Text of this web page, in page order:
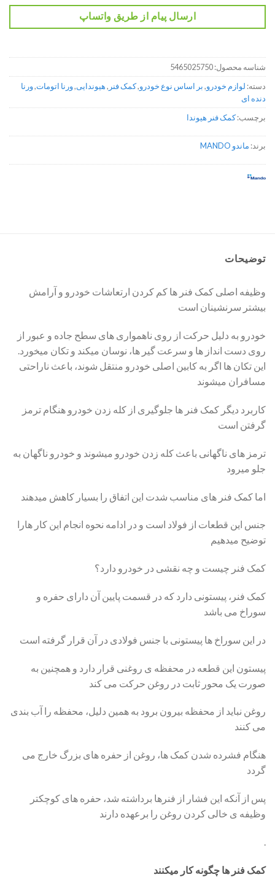
ارسال پیام از طریق واتساپ
شناسه محصول:5465025750
دسته: لوازم خودرو,بر اساس نوع خودرو,کمک فنر ,هیوندایی,ورنا اتومات,ورنا
دنده ای
برچسب:کمک فنر هیوندا
برند: ماندو MANDO
توضیحات
وظیفه اصلی کمک فنر ها کم کردن ارتعاشات خودرو و آرامش
بیشتر سرنشینان است
خودرو به دلیل حرکت از روی ناهمواری های سطح جاده و عبور از
روی دست انداز ها و سرعت گیر ها، نوسان میکند و تکان میخورد.
این تکان ها اگر به کابین اصلی خودرو منتقل شوند، باعث ناراحتی
مسافران میشوند
کاربرد دیگر کمک فنر ها جلوگیری از کله زدن خودرو هنگام ترمز
گرفتن است
ترمز های ناگهانی باعث کله زدن خودرو میشوند و خودرو ناگهان به
جلو میرود
اما کمک فنر های مناسب شدت این اتفاق را بسیار کاهش میدهند
جنس این قطعات از فولاد است و در ادامه نحوه انجام این کار هارا
توضیح میدهیم
کمک فنر چیست و چه نقشی در خودرو دارد؟
کمک فنر، پیستونی دارد که در قسمت پایین آن دارای حفره و
سوراخ می باشد
در این سوراخ ها پیستونی با جنس فولادی در آن قرار گرفته است
پیستون این قطعه در محفظه ی روغنی قرار دارد و همچنین به
صورت یک محور ثابت در روغن حرکت می کند
روغن نباید از محفظه بیرون برود به همین دلیل، محفظه را آب بندی
می کنند
هنگام فشرده شدن کمک ها، روغن از حفره های بزرگ خارج می
گردد
پس از آنکه این فشار از فنرها برداشته شد، حفره های کوچکتر
وظیفه ی خالی کردن روغن را برعهده دارند
کمک فنر ها چگونه کار میکنند